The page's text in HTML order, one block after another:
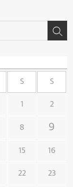
S S
1 2
8 9
15 16
22 23